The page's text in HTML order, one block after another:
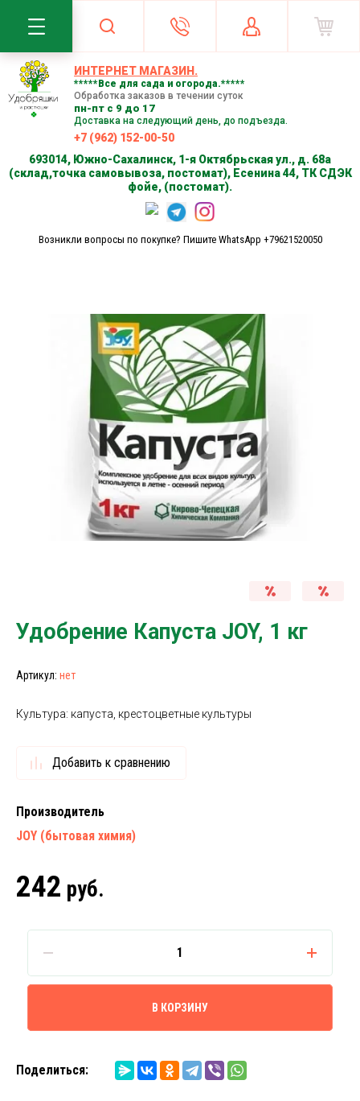
Возникли вопросы по покупке? Пишите WhatsApp +79621520050
ИНТЕРНЕТ МАГАЗИН.
*****Все для сада и огорода.*****
Обработка заказов в течении суток
пн-пт с 9 до 17
Доставка на следующий день, до подъезда.
+7 (962) 152-00-50
693014, Южно-Сахалинск, 1-я Октябрьская ул., д. 68а
(склад,точка самовывоза, постомат), Есенина 44, ТК СДЭК
фойе, (постомат).
Удобрение Капуста JOY, 1 кг
Артикул: нет
Культура: капуста, крестоцветные культуры
Добавить к сравнению
Производитель
JOY (бытовая химия)
242 руб.
В КОРЗИНУ
Поделиться: